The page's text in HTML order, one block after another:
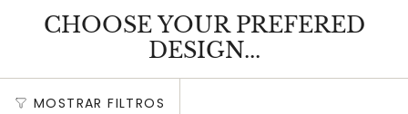
CHOOSE YOUR PREFERED
DESIGN...
MOSTRAR FILTROS